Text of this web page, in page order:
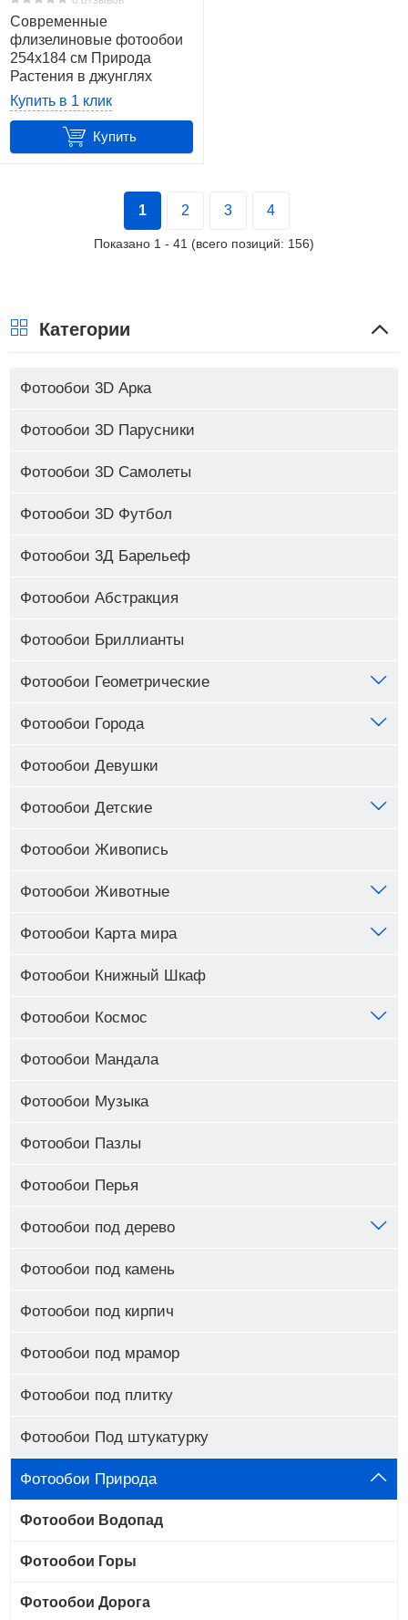
Современные
флизелиновые фотообои
254x184 см Природа
Растения в джунглях
Черно-белые листья
(14166V4)+клей
Купить в 1 клик
Купить
1 2 3 4
Показано 1 - 41 (всего позиций: 156)
Категории
Фотообои 3D Арка
Фотообои 3D Парусники
Фотообои 3D Самолеты
Фотообои 3D Футбол
Фотообои 3Д Барельеф
Фотообои Абстракция
Фотообои Бриллианты
Фотообои Геометрические
Фотообои Города
Фотообои Девушки
Фотообои Детские
Фотообои Живопись
Фотообои Животные
Фотообои Карта мира
Фотообои Книжный Шкаф
Фотообои Космос
Фотообои Мандала
Фотообои Музыка
Фотообои Пазлы
Фотообои Перья
Фотообои под дерево
Фотообои под камень
Фотообои под кирпич
Фотообои под мрамор
Фотообои под плитку
Фотообои Под штукатурку
Фотообои Природа
Фотообои Водопад
Фотообои Горы
Фотообои Дорога